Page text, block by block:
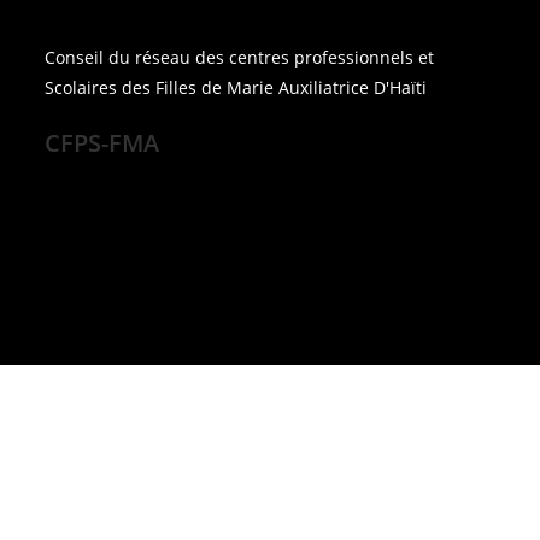
Conseil du réseau des centres professionnels et
Scolaires des Filles de Marie Auxiliatrice D'Haïti
CFPS-FMA